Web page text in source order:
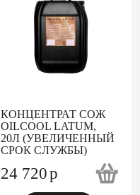
КОНЦЕНТРАТ СОЖ
OILCOOL LATUM,
20Л (УВЕЛИЧЕННЫЙ
СРОК СЛУЖБЫ)
24 720p